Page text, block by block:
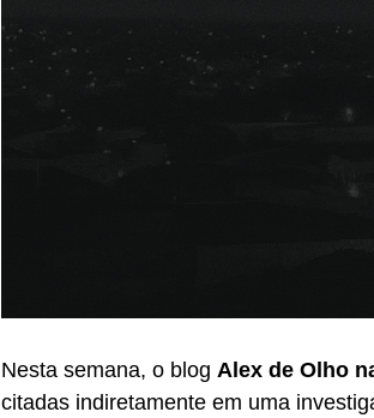
Nesta semana, o blog Alex de Olho
citadas indiretamente em uma